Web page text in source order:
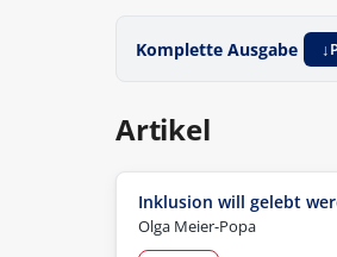
Komplette Ausgabe
Artikel
Inklusion will gelebt
Olga Meier-Popa